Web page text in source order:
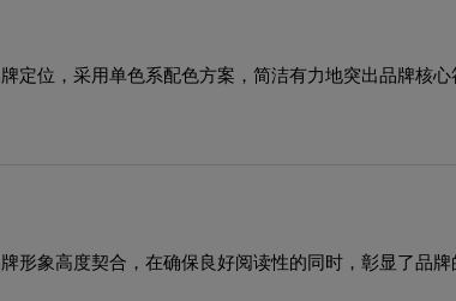
定位，采用单色系配色方案，简洁有力地突出品牌核
形象高度契合，在确保良好阅读性的同时，彰显了品